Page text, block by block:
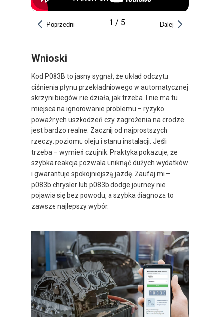
Poprzedni 1 / 5 Dalej
Wnioski
Kod P083B to jasny sygnał, że układ odczytu
ciśnienia płynu przekładniowego w automatycznej
skrzyni biegów nie działa, jak trzeba. I nie ma tu
miejsca na ignorowanie problemu – ryzyko
poważnych uszkodzeń czy zagrożenia na drodze
jest bardzo realne. Zacznij od najprostszych
rzeczy: poziomu oleju i stanu instalacji. Jeśli
trzeba – wymień czujnik. Praktyka pokazuje, że
szybka reakcja pozwala uniknąć dużych wydatków
i gwarantuje spokojniejszą jazdę. Zaufaj mi –
p083b chrysler lub p083b dodge journey nie
pojawia się bez powodu, a szybka diagnoza to
zawsze najlepszy wybór.